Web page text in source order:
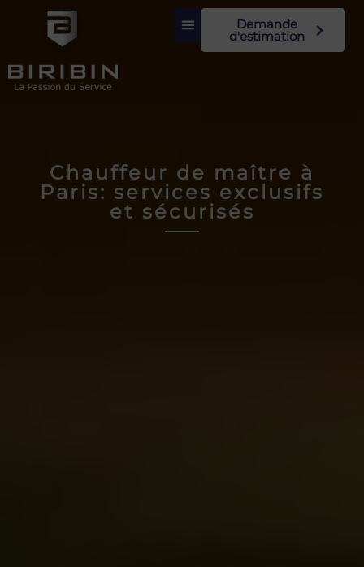
Demande
d'estimation
Chauffeur de maître à
Paris: services exclusifs
et sécurisés